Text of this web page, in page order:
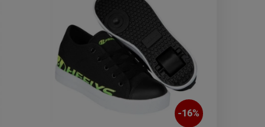
259,00 zł
DO KOSZYKA
-16%